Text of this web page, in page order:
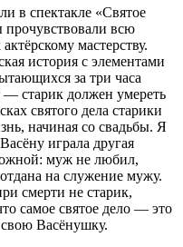
в спектакле «Святое
прочувствовали всю
мастерству.
история с элементами
за три часа
— старик должен умереть
святого дела старики
начиная со свадьбы. Я
играла другая
муж не любил,
на служение мужу.
смерти не старик,
самое святое дело — это
Васёнушку.